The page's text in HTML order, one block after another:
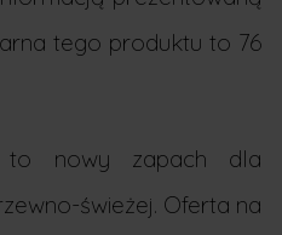
tego produktu to 76
nowy zapach dla
świeżej. Oferta na